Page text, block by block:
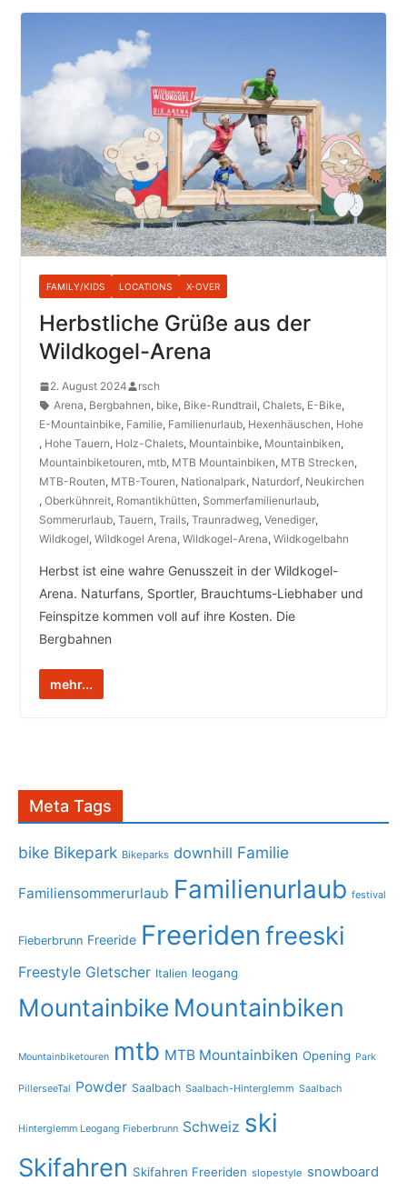
FAMILY/KIDS LOCATIONS X-OVER
Herbstliche Grüße aus der
Wildkogel-Arena
2. August 2024
rsch
Arena, Bergbahnen, bike, Bike-Rundtrail, Chalets, E-Bike,
E-Mountainbike, Familie, Familienurlaub, Hexenhäuschen, Hohe
, Hohe Tauern, Holz-Chalets, Mountainbike, Mountainbiken,
Mountainbiketouren, mtb, MTB Mountainbiken, MTB Strecken,
MTB-Routen, MTB-Touren, Nationalpark, Naturdorf, Neukirchen
, Oberkühnreit, Romantikhütten, Sommerfamilienurlaub,
Sommerurlaub, Tauern, Trails, Traunradweg, Venediger,
Wildkogel, Wildkogel Arena, Wildkogel-Arena, Wildkogelbahn
Herbst ist eine wahre Genusszeit in der Wildkogel-
Arena. Naturfans, Sportler, Brauchtums-Liebhaber und
Feinspitze kommen voll auf ihre Kosten. Die
Bergbahnen
mehr...
Meta Tags
bike Bikepark Bikeparks downhill Familie
Familiensommerurlaub Familienurlaub festival
Fieberbrunn Freeride Freeriden freeski
Freestyle Gletscher Italien leogang
Mountainbike Mountainbiken
Mountainbiketouren mtb MTB Mountainbiken Opening Park
PillerseeTal Powder Saalbach Saalbach-Hinterglemm Saalbach
Hinterglemm Leogang Fieberbrunn Schweiz ski
Skifahren Skifahren Freeriden slopestyle snowboard